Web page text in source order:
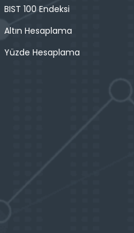
BIST 100 Endeksi
Altın Hesaplama
Yüzde Hesaplama